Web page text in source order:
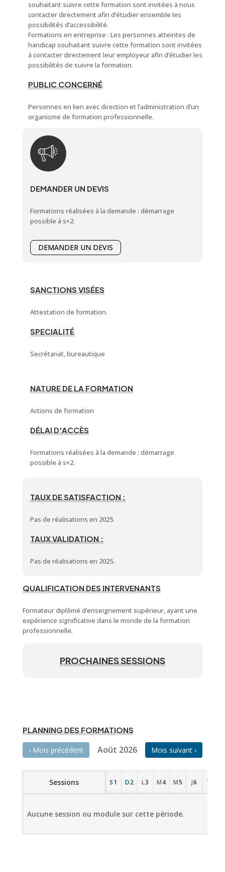
souhaitant suivre cette formation sont invitées à nous
contacter directement afin d’étudier ensemble les
possibilités d’accessibilité.
Formations en entreprise : Les personnes atteintes de
handicap souhaitant suivre cette formation sont invitées
à contacter directement leur employeur afin d’étudier les
possibilités de suivre la formation.
PUBLIC CONCERNÉ
Personnes en lien avec direction et l’administration d’un
organisme de formation professionnelle.
DEMANDER UN DEVIS
Formations réalisées à la demande : démarrage
possible à s+2.
DEMANDER UN DEVIS
SANCTIONS VISÉES
Attestation de formation.
SPECIALITÉ
Secrétariat, bureautique
NATURE DE LA FORMATION
Actions de formation
DÉLAI D'ACCÈS
Formations réalisées à la demande : démarrage
possible à s+2.
TAUX DE SATISFACTION :
Pas de réalisations en 2025.
TAUX VALIDATION :
Pas de réalisations en 2025.
QUALIFICATION DES INTERVENANTS
Formateur diplômé d’enseignement supérieur, ayant une
expérience significative dans le monde de la formation
professionnelle.
PROCHAINES SESSIONS
PLANNING DES FORMATIONS
‹ Mois précédent Août 2026 Mois suivant ›
Sessions S1 D2 L3 M4 M5 J6 V
Aucune session ou module sur cette période.